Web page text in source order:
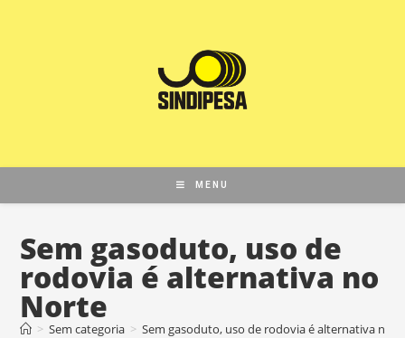
MENU
Sem gasoduto, uso de
rodovia é alternativa no
Norte
> Sem categoria > Sem gasoduto, uso de rodovia é alternativa no